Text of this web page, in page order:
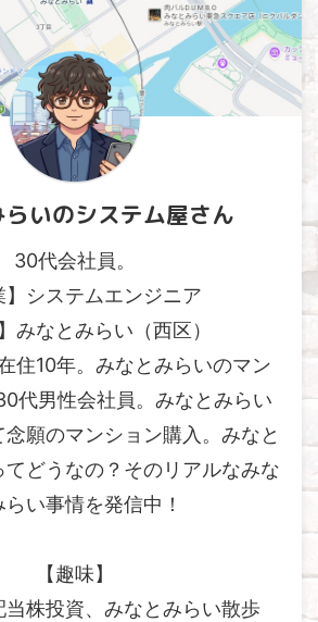
いのシステム屋さん
30代会社員。
】システムエンジニア
みなとみらい（西区）
住10年。みなとみらいのマン
代男性会社員。みなとみらい
願のマンション購入。みなと
どうなの？そのリアルなみな
らい事情を発信中！
【趣味】
当株投資、みなとみらい散歩